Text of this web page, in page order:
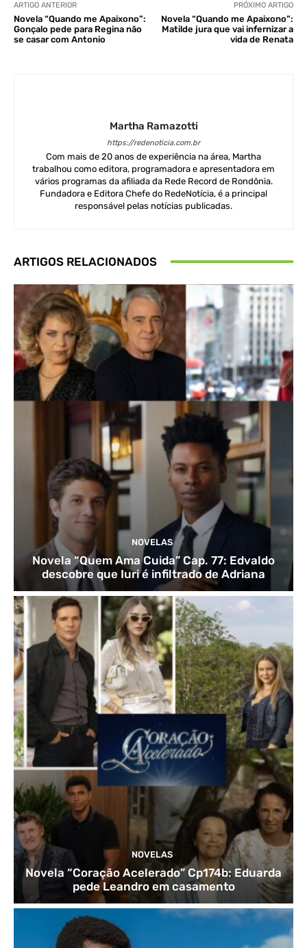
ARTIGO ANTERIOR
Novela “Quando me Apaixono”:
Gonçalo pede para Regina não
se casar com Antonio
PRÓXIMO ARTIGO
Novela “Quando me Apaixono”:
Matilde jura que vai infernizar a
vida de Renata
Martha Ramazotti
https://redenoticia.com.br
Com mais de 20 anos de experiência na área, Martha
trabalhou como editora, programadora e apresentadora em
vários programas da afiliada da Rede Record de Rondônia.
Fundadora e Editora Chefe do RedeNotícia, é a principal
responsável pelas notícias publicadas.
ARTIGOS RELACIONADOS
NOVELAS
Novela “Quem Ama Cuida” Cap. 77: Edvaldo
descobre que Iuri é infiltrado de Adriana
NOVELAS
Novela “Coração Acelerado” Cp174b: Eduarda
pede Leandro em casamento